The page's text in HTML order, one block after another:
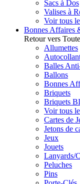
Sacs à Dos
Valises à
Voir tous
Bonnes Affaires
Retour vers
Allumettes
Balles
Ballons
Bonnes
Briquets
Briquets
Voir tous
Cartes de
Jetons de
Jeux
Jouets
Lanyards/
Peluches
Pins